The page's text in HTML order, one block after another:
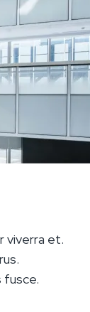
viverra et.
fusce.